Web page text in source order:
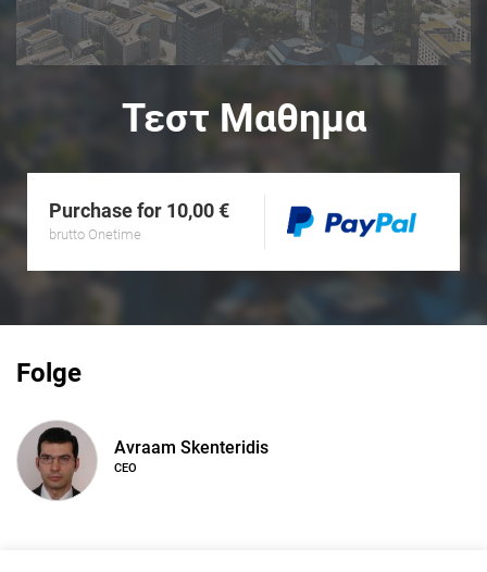
Τεστ Μαθημα
Purchase for 10,00 €
brutto Onetime
Folge
Avraam Skenteridis
CEO